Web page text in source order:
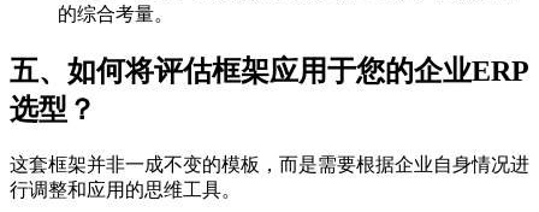
的综合考量。
五、如何将评估框架应用于您的企业ERP
选型？
这套框架并非一成不变的模板，而是需要根据企业自身情况进
行调整和应用的思维工具。